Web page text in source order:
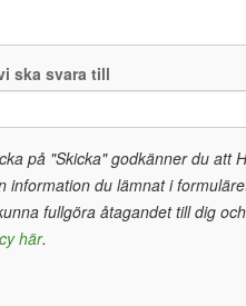
ska svara till
på "Skicka" godkänner du att
information du lämnat i
fullgöra åtagandet till dig
här.